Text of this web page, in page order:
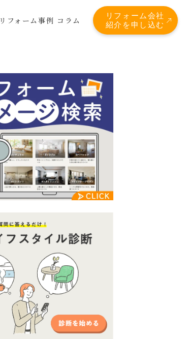
リフォーム事例 コラム
リフォーム会社
紹介を申し込む